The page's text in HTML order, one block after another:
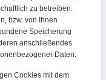
zu betreiben.
bzw. von Ihnen
Speicherung
anschließendes
Daten.
Cookies mit dem